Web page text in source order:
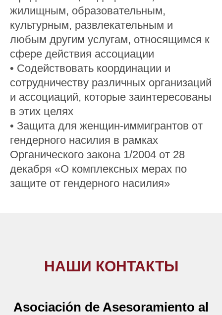
жилищным, образовательным,
культурным, развлекательным и
любым другим услугам, относящимся к
сфере действия ассоциации
• Содействовать координации и
сотрудничеству различных организаций
и ассоциаций, которые заинтересованы
в этих целях
• Защита для женщин-иммигрантов от
гендерного насилия в рамках
Органического закона 1/2004 от 28
декабря «О комплексных мерах по
защите от гендерного насилия»
НАШИ КОНТАКТЫ
Asociación de Asesoramiento al